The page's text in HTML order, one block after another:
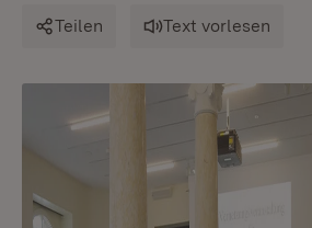
Teilen Text vorlesen